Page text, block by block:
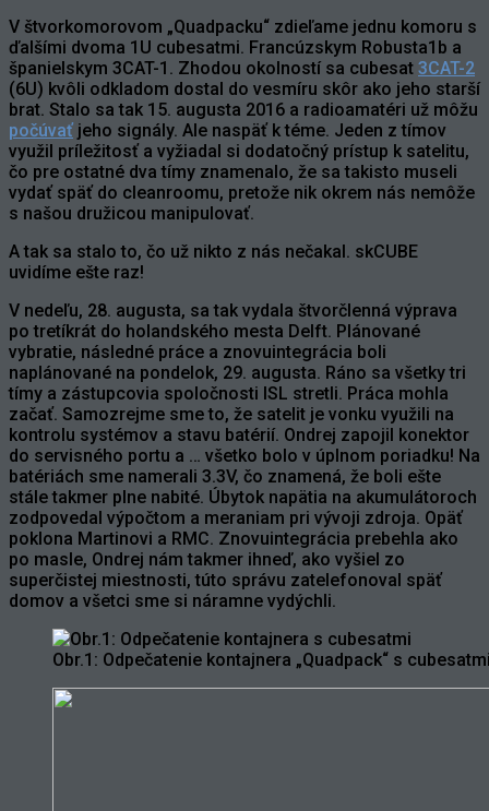
V štvorkomorovom „Quadpacku“ zdieľame jednu komoru s
ďalšími dvoma 1U cubesatmi. Francúzskym Robusta1b a
španielskym 3CAT-1. Zhodou okolností sa cubesat 3CAT-2
(6U) kvôli odkladom dostal do vesmíru skôr ako jeho starší
brat. Stalo sa tak 15. augusta 2016 a radioamatéri už môžu
počúvaťjeho signály. Ale naspäť k téme. Jeden z tímov
využil príležitosť a vyžiadal si dodatočný prístup k satelitu,
čo pre ostatné dva tímy znamenalo, že sa takisto museli
vydať späť do cleanroomu, pretože nik okrem nás nemôže
s našou družicou manipulovať.
A tak sa stalo to, čo už nikto z nás nečakal. skCUBE
uvidíme ešte raz!
V nedeľu, 28. augusta, sa tak vydala štvorčlenná výprava
po tretíkrát do holandského mesta Delft. Plánované
vybratie, následné práce a znovuintegrácia boli
naplánované na pondelok, 29. augusta. Ráno sa všetky tri
tímy a zástupcovia spoločnosti ISL stretli. Práca mohla
začať. Samozrejme sme to, že satelit je vonku využili na
kontrolu systémov a stavu batérií. Ondrej zapojil konektor
do servisného portu a … všetko bolo v úplnom poriadku! Na
batériách sme namerali 3.3V, čo znamená, že boli ešte
stále takmer plne nabité. Úbytok napätia na akumulátoroch
zodpovedal výpočtom a meraniam pri vývoji zdroja. Opäť
poklona Martinovi a RMC. Znovuintegrácia prebehla ako
po masle, Ondrej nám takmer ihneď, ako vyšiel zo
superčistej miestnosti, túto správu zatelefonoval späť
domov a všetci sme si náramne vydýchli.
Obr.1: Odpečatenie kontajnera „Quadpack“ s